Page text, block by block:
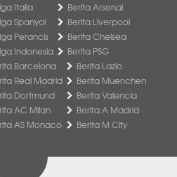
Italia
Spanyol
Perancis
Indonesia
Berita Arsenal
Berita Liverpool
Berita Chelsea
Berita PSG
Barcelona
Real Madrid
Dortmund
AC Milan
AS Monaco
Berita Lazio
Berita Muenchen
Berita Valencia
Berita A Madrid
Berita M City